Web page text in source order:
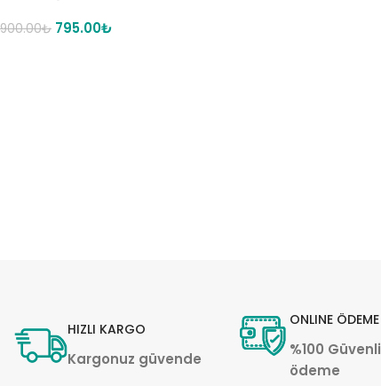
900.00₺ 795.00₺
HIZLI KARGO
Kargonuz güvende
ONLINE ÖDEME
%100 Güvenli
ödeme